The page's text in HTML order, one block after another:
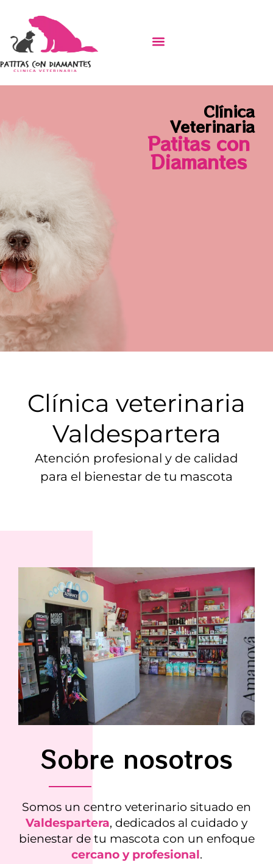
Clínica
Veterinaria
Patitas con
Diamantes
Clínica veterinaria
Valdespartera
Atención profesional y de calidad
para el bienestar de tu mascota
Sobre nosotros
Somos un centro veterinario situado en
Valdespartera, dedicados al cuidado y
bienestar de tu mascota con un enfoque
cercano y profesional.